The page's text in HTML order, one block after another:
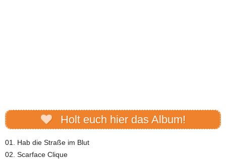
Holt euch hier das Album!
01. Hab die Straße im Blut
02. Scarface Clique